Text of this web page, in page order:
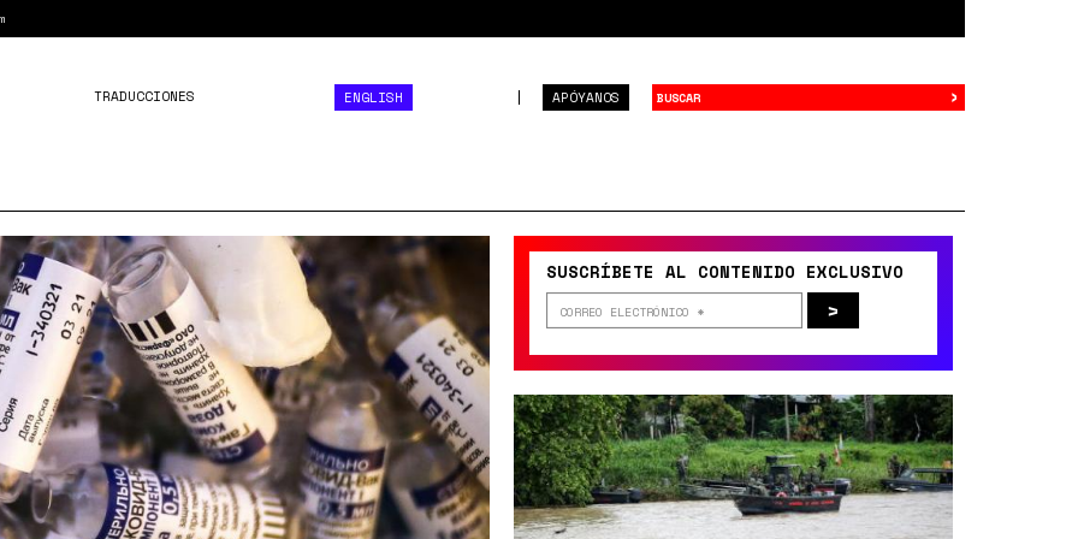
APÓYANOS
TRADUCCIONES ENGLISH ›
SUSCRÍBETE AL CONTENIDO EXCLUSIVO
>